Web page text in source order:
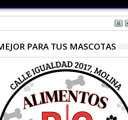
PARA TUS MASCOTAS